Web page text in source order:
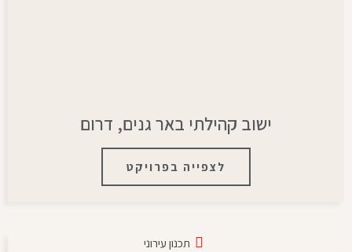
ישוב קהילתי באר גנים, דרום
לצפייה בפרויקט
תכנון עירוני